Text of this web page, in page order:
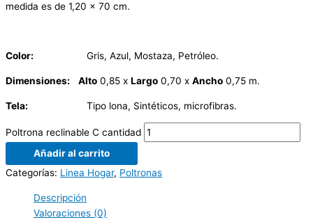
medida es de 1,20 x 70 cm.
Color: Gris, Azul, Mostaza, Petróleo.
Dimensiones: Alto 0,85 x Largo 0,70 x Ancho 0,75 m.
Tela: Tipo lona, Sintéticos, microfibras.
Poltrona reclinable C cantidad
Añadir al carrito
Categorías: Linea Hogar, Poltronas
Descripción
Valoraciones (0)